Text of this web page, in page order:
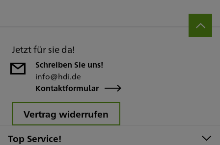
Jetzt für sie da!
Schreiben Sie uns!
info@hdi.de
Kontaktformular
Vertrag widerrufen
Top Service!